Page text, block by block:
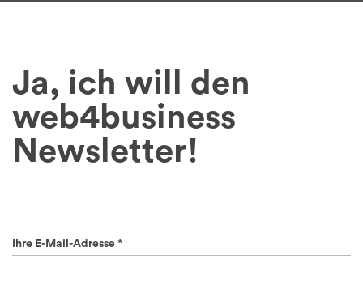
Ja, ich will den
web4business
Newsletter!
Ihre E-Mail-Adresse *